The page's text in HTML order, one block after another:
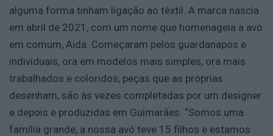
alguma forma tinham ligação ao têxtil. A marca nascia
em abril de 2021, com um nome que homenageia a avó
em comum, Aida. Começaram pelos guardanapos e
individuais, ora em modelos mais simples, ora mais
trabalhados e coloridos, peças que as próprias
desenham, são às vezes completadas por um designer
e depois e produzidas em Guimarães. “Somos uma
família grande, a nossa avó teve 15 filhos e estamos